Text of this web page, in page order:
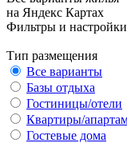
на Яндекс Картах
Фильтры и настройки
Тип размещения
Все варианты
Базы отдыха
Гостиницы/отели
Квартиры/
Гостевые дома